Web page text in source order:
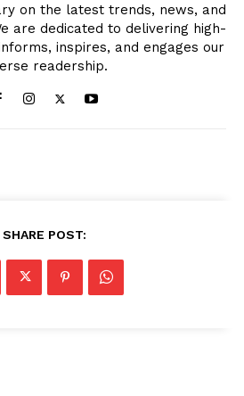
on the latest trends, news, and
are dedicated to delivering high-
inspires, and engages our
readership.
SHARE POST: